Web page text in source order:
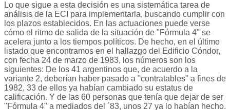
Lo que sigue a esta decisión es una sistemática tarea de
análisis de la ECI para implementarla, buscando cumplir con
los plazos establecidos. En las actuaciones puede verse
cómo el ritmo de salida de la situación de "Fórmula 4" se
acelera junto a los tiempos políticos. De hecho, en el último
listado que encontramos en el hallazgo del Edificio Cóndor,
con fecha 24 de marzo de 1983, los números son los
siguientes: De los 41 argentinos que, de acuerdo a la
variante 2, deberían haber pasado a "contratables" a fines de
1982, 33 de ellos ya habían cambiado su estatus de
calificación. Y de las 60 personas que tenía que dejar de ser
"Fórmula 4" a mediados del ´83, unos 27 ya lo habían hecho.